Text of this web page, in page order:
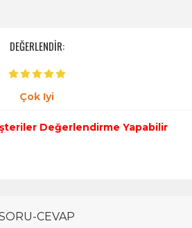
DEĞERLENDİR:
Çok Iyi
Değerlendirme Yapabilir
CEVAP